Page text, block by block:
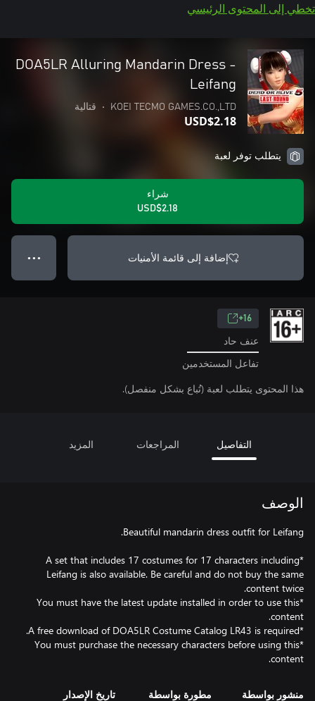
تخطي إلى المحتوى الرئيسي
DOA5LR Alluring Mandarin Dress -
Leifang
KOEI TECMO GAMES.CO.,LTD
• قتالية
USD$2.18
يتطلب توفر لعبة
شراء
USD$2.18
إضافة إلى قائمة الأمنيات ● ● ●
16+
عنف حاد
تفاعل المستخدمين
هذا المحتوى يتطلب لعبة (تُباع بشكل منفصل).
التفاصيل المراجعات المزيد
الوصف
*A set that includes 17 costumes for 17 characters including
Leifang is also available. Be careful and do not buy the same
*You must have the latest update installed in order to use this
*You must purchase the necessary characters before using this
content.
منشور بواسطة مطورة بواسطة تاريخ الإصدار